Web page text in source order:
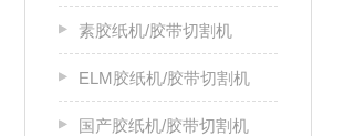
素胶纸机/胶带切割机
ELM胶纸机/胶带切割机
国产胶纸机/胶带切割机